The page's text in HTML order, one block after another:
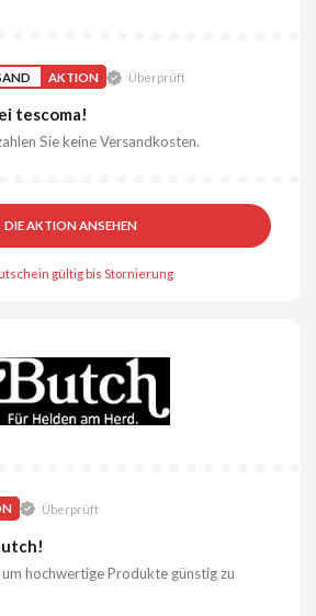
AKTION Überprüft
tescoma!
Sie keine Versandkosten.
DIE AKTION ANSEHEN
gültig bis Stornierung
Überprüft
um hochwertige Produkte günstig zu